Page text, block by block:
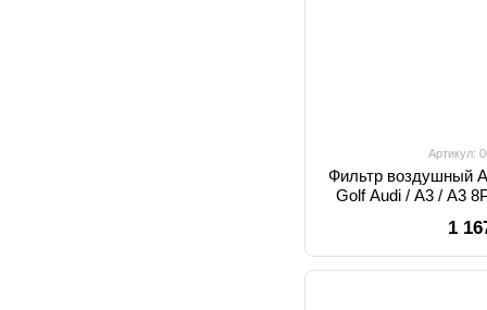
Артикул:
Фильтр воздушный
Golf Audi / A3 / A3
1